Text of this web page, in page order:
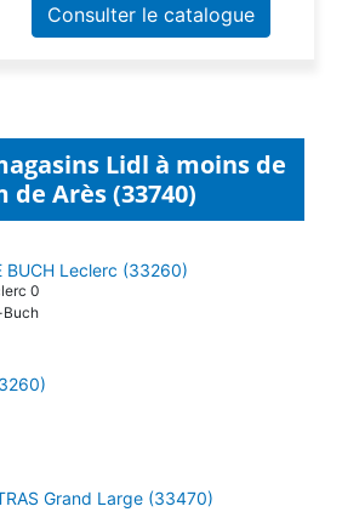
Consulter le catalogue
Lidl à moins de
de Arès (33740)
BUCH Leclerc (33260)
0
Grand Large (33470)